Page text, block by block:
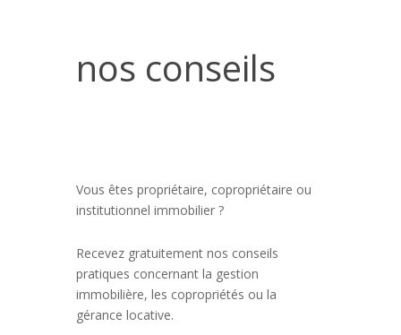
nos conseils
Vous êtes propriétaire, copropriétaire ou
institutionnel immobilier ?
Recevez gratuitement nos conseils
pratiques concernant la gestion
immobilière, les copropriétés ou la
gérance locative.